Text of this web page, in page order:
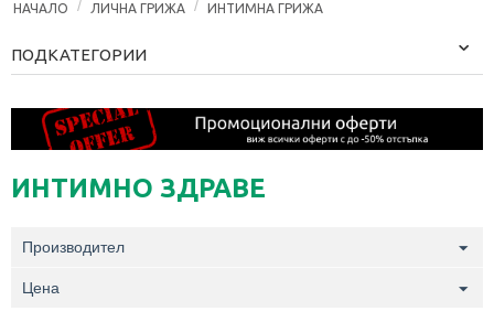
НАЧАЛО / ЛИЧНА ГРИЖА / ИНТИМНА ГРИЖА
ПОДКАТЕГОРИИ
ИНТИМНО ЗДРАВЕ
Производител
Цена